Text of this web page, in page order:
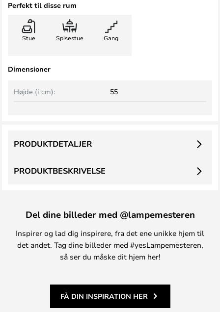
Perfekt til disse rum
Stue Spisestue Gang
Dimensioner
Højde (i cm): 55
PRODUKTBESKRIVELSE
PRODUKTDETALJER
Del dine billeder med @lampemesteren
Inspirer og lad dig inspirere, fra det ene unikke hjem til
det andet. Tag dine billeder med #yesLampemesteren,
så ser du måske dit hjem her!
FÅ DIN INSPIRATION HER